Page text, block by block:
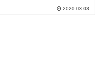
使用した履歴が表示されます。
2020.03.08